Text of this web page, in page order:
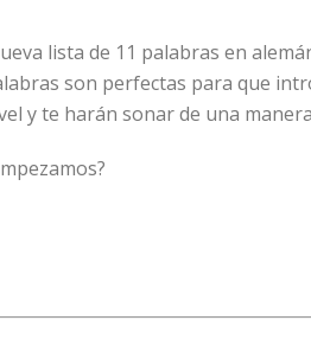
lista de 11 palabras en
son perfectas para que
y te harán sonar de una